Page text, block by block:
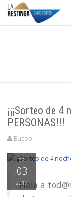
¡¡¡Sorteo de
PERSONAS!!!
Buceo
06
03
2019
Hola a